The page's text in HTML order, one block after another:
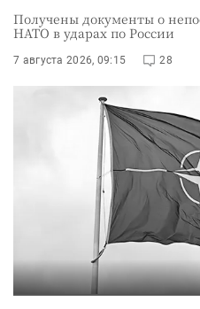
Получены документы о
НАТО в ударах по России
7 августа 2026, 09:15 28